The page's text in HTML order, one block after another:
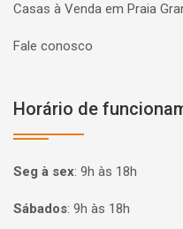
Casas à Venda em Praia
Fale conosco
Horário de
Seg à sex: 9h às 18h
Sábados: 9h às 18h